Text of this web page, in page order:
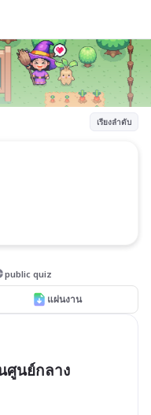
เรียงลำดับ
public quiz
แผ่นงาน
ศูนย์กลาง